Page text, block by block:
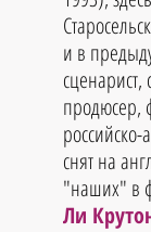
и в
сценарист,
продюсер,
снят на
"наших" в
Ли